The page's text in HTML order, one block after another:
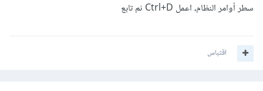
سطر أوامر النظام، اعمل Ctrl+D ثم تابع
اقتباس